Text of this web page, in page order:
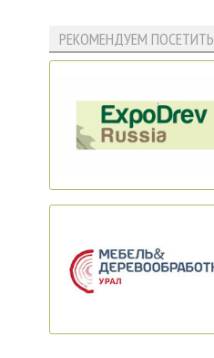
РЕКОМЕНДУЕМ ПОСЕТИТЬ